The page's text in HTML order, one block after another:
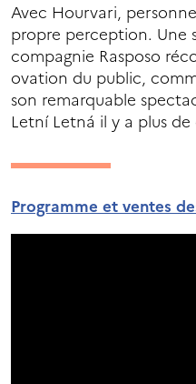
Avec Hourvari,
propre perception. Une
compagnie Rasposo
ovation du public,
son remarquable
Letní Letná il y a plus de
Programme et ventes